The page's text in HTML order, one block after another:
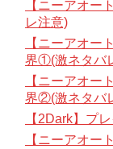
【ニーアオー
レ注意)
【ニーアオー
界①(激ネタバ
【ニーアオー
界②(激ネタバ
【2Dark】プ
【ニーアオー